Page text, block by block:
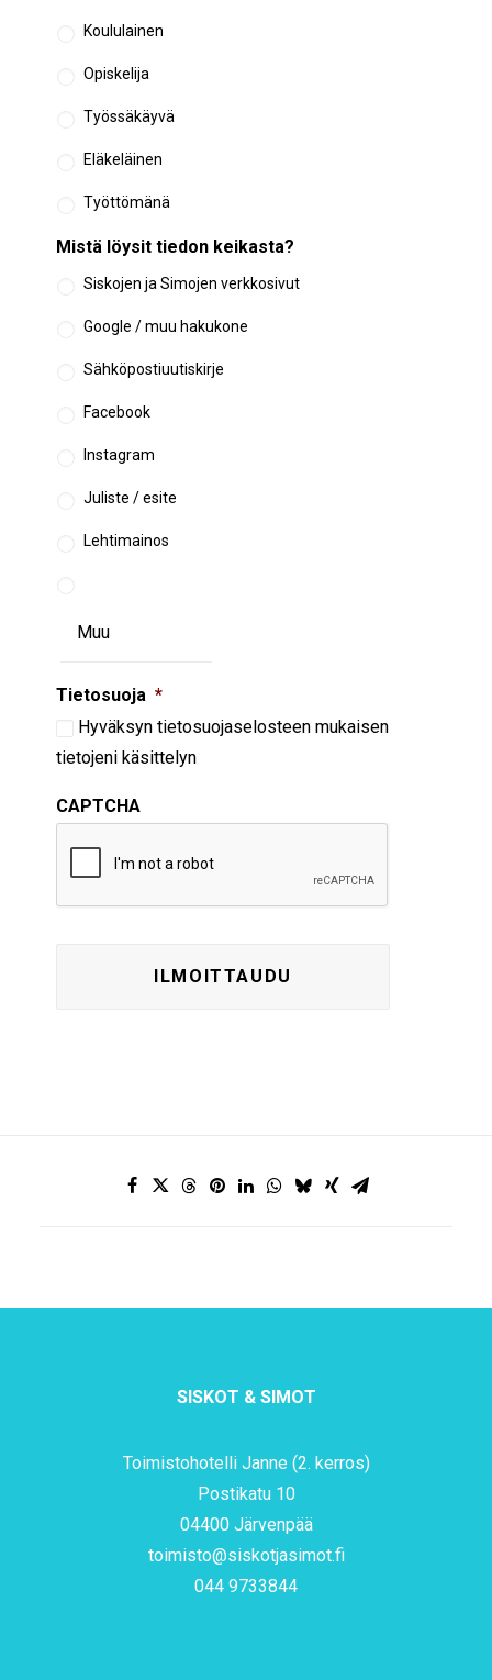
Koululainen
Opiskelija
Työssäkäyvä
Eläkeläinen
Työttömänä
Mistä löysit tiedon keikasta?
Siskojen ja Simojen verkkosivut
Google / muu hakukone
Sähköpostiuutiskirje
Facebook
Instagram
Juliste / esite
Lehtimainos
Tietosuoja *
Hyväksyn tietosuojaselosteen mukaisen
tietojeni käsittelyn
CAPTCHA
SISKOT & SIMOT
Toimistohotelli Janne (2. kerros)
Postikatu 10
04400 Järvenpää
toimisto@siskotjasimot.fi
044 9733844